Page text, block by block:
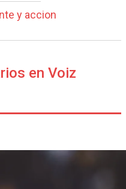
y accion
en Voiz